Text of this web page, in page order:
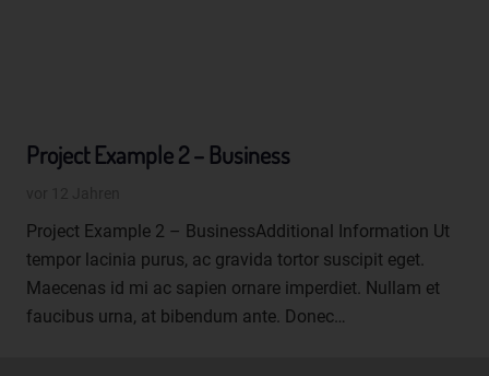
Project Example 2 – Business
Project Example 2 – BusinessAdditional Information Ut
tempor lacinia purus, ac gravida tortor suscipit eget.
Maecenas id mi ac sapien ornare imperdiet. Nullam et
faucibus urna, at bibendum ante. Donec…
Begrifflichkeiten erläutern.
a) personenbezogene Daten
Personenbezogene Daten sind alle Informationen, die
sich auf eine identifizierte oder identifizierbare natürliche
Person (im Folgenden "betroffene Person") beziehen. Als